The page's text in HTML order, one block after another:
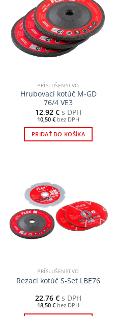
PRÍSLUŠENSTVO
Hrubovací kotúč M-GD
76/4 VE3
12,92 € s DPH
10,50 € bez DPH
PRIDAŤ DO KOŠÍKA
PRÍSLUŠENSTVO
Rezací kotúč S-Set LBE76
22,76 € s DPH
18,50 € bez DPH